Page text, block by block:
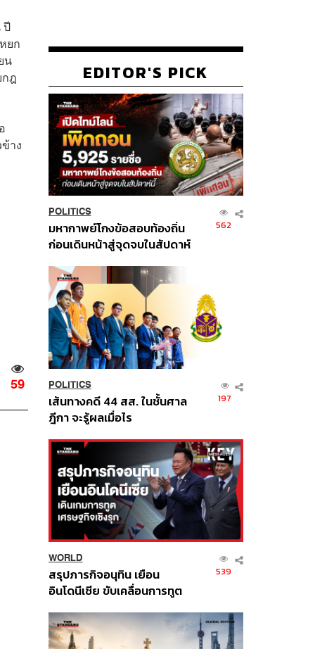
ปี
ยก
น
ฎ
าง
59
EDITOR'S PICK
POLITICS
มหากาพย์โกงข้อสอบท้องถิ่น
ก่อนเดินหน้าสู่จุดจบในสัปดาห์
562
POLITICS
เส้นทางคดี 44 สส. ในชั้นศาล
ฎีกา จะรู้ผลเมื่อไร
197
WORLD
สรุปภารกิจอนุทิน เยือน
อินโดนีเซีย ขับเคลื่อนการทูต
ส่วนยุทธศาสตร์ไทย –
อินโดนีเซีย
539